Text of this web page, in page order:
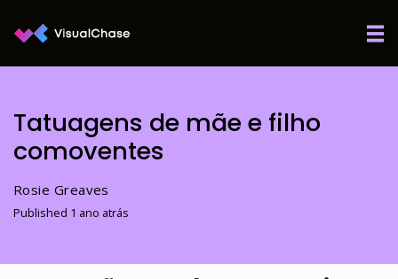
Tatuagens de mãe e filho
comoventes
Rosie Greaves
Published 1 ano atrás